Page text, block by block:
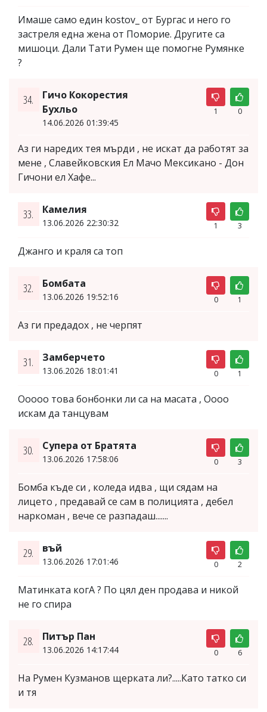
Имаше само един kostov_ от Бургас и него го
застреля една жена от Поморие. Другите са
мишоци. Дали Тати Румен ще помогне Румянке
?
34.
Гичо Кокорестия
Бухльо
14.06.2026 01:39:45
1 0
Аз ги наредих тея мърди , не искат да работят за
мене , Славейковския Ел Мачо Мексикано - Дон
Гичони ел Хафе...
33. Камелия
13.06.2026 22:30:32 1 3
Джанго и краля са топ
32. Бомбата
13.06.2026 19:52:16 0 1
Аз ги предадох , не черпят
31. Замберчето
13.06.2026 18:01:41 0 1
Ооооо това бонбонки ли са на масата , Оооо
искам да танцувам
30. Супера от Братята
13.06.2026 17:58:06 0 3
Бомба къде си , коледа идва , щи сядам на
лицето , предавай се сам в полицията , дебел
наркоман , вече се разпадаш.......
29. въй
13.06.2026 17:01:46 0 2
Матинката когА ? По цял ден продава и никой
не го спира
28. Питър Пан
13.06.2026 14:17:44 0 6
На Румен Кузманов щерката ли?.....Като татко си
и тя